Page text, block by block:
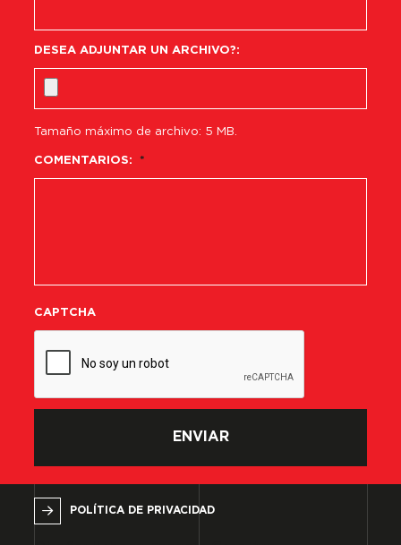
DESEA ADJUNTAR UN ARCHIVO?:
Tamaño máximo de archivo: 5 MB.
COMENTARIOS: *
CAPTCHA
POLÍTICA DE PRIVACIDAD